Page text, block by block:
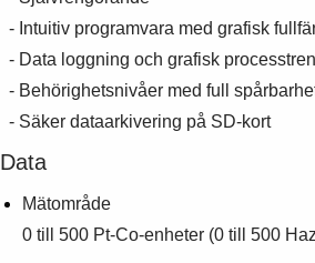
- Intuitiv programvara med grafisk
- Data loggning och grafisk
- Behörighetsnivåer med full
- Säker dataarkivering på SD-kort
Data
Mätområde
0 till 500 Pt-Co-enheter (0 till 500